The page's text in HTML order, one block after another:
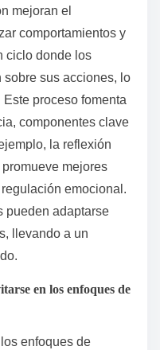
mejoran el
comportamientos y
ciclo donde los
sus acciones, lo
proceso fomenta
componentes clave
la reflexión
mejores
emocional.
pueden adaptarse
llevando a un
en los enfoques de
enfoques de